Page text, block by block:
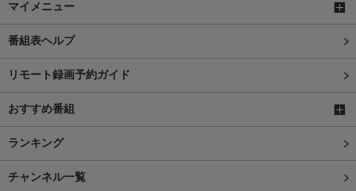
マイメニュー
番組表ヘルプ
リモート録画予約ガイド
おすすめ番組
ランキング
チャンネル一覧